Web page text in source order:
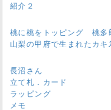
紹介２
桃に桃をトッピング 桃多
山梨の甲府で生まれたカ
長沼さん
立て札．カード
ラッピング
メモ